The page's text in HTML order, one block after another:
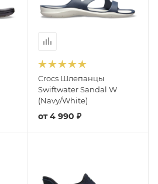
Crocs Шлепанцы
Swiftwater Sandal W
(Navy/White)
от4 990 ₽